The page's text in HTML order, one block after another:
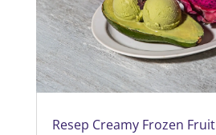
Resep Creamy Frozen Fruit